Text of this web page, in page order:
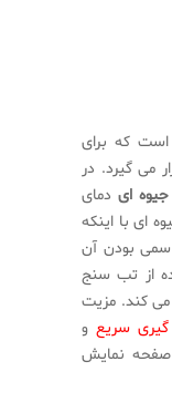
که برای
می گیرد. در
جیوه ای دمای
ای با اینکه
سمی بودن آن
از تب سنج
می کند. مزیت
گیری سریع و
صفحه نمایش